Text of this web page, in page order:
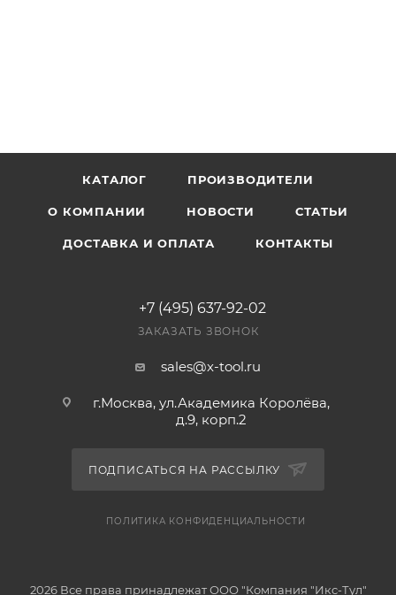
КАТАЛОГ ПРОИЗВОДИТЕЛИ
О КОМПАНИИ НОВОСТИ СТАТЬИ
ДОСТАВКА И ОПЛАТА КОНТАКТЫ
+7 (495) 637-92-02
ЗАКАЗАТЬ ЗВОНОК
sales@x-tool.ru
г.Москва, ул.Академика Королёва,
д.9, корп.2
ПОДПИСАТЬСЯ НА РАССЫЛКУ
ПОЛИТИКА КОНФИДЕНЦИАЛЬНОСТИ
2026 Все права принадлежат ООО "Компания "Икс-Тул"